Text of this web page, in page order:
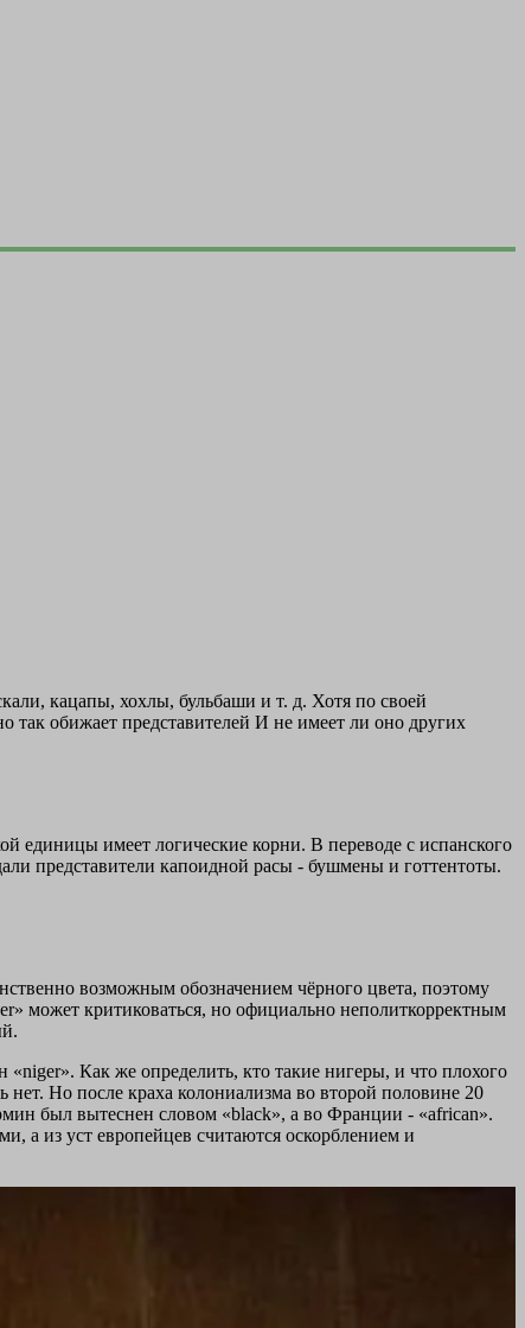
кацапы, хохлы, бульбаши и т. д. Хотя по своей
так обижает представителей И не имеет ли оно других
единицы имеет логические корни. В переводе с испанского
представители капоидной расы - бушмены и готтентоты.
возможным обозначением чёрного цвета, поэтому
может критиковаться, но официально неполиткорректным
Как же определить, кто такие нигеры, и что плохого
нет. Но после краха колониализма во второй половине 20
был вытеснен словом «black», а во Франции - «african».
а из уст европейцев считаются оскорблением и